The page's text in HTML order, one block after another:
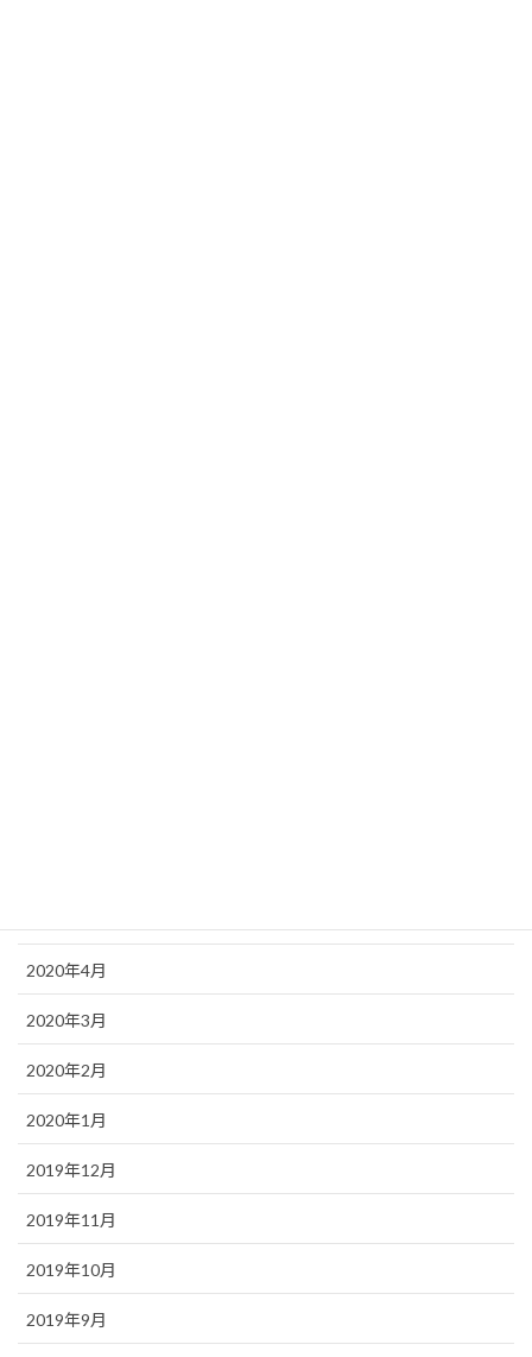
2020年4月
2020年3月
2020年2月
2020年1月
2019年12月
2019年11月
2019年10月
2019年9月